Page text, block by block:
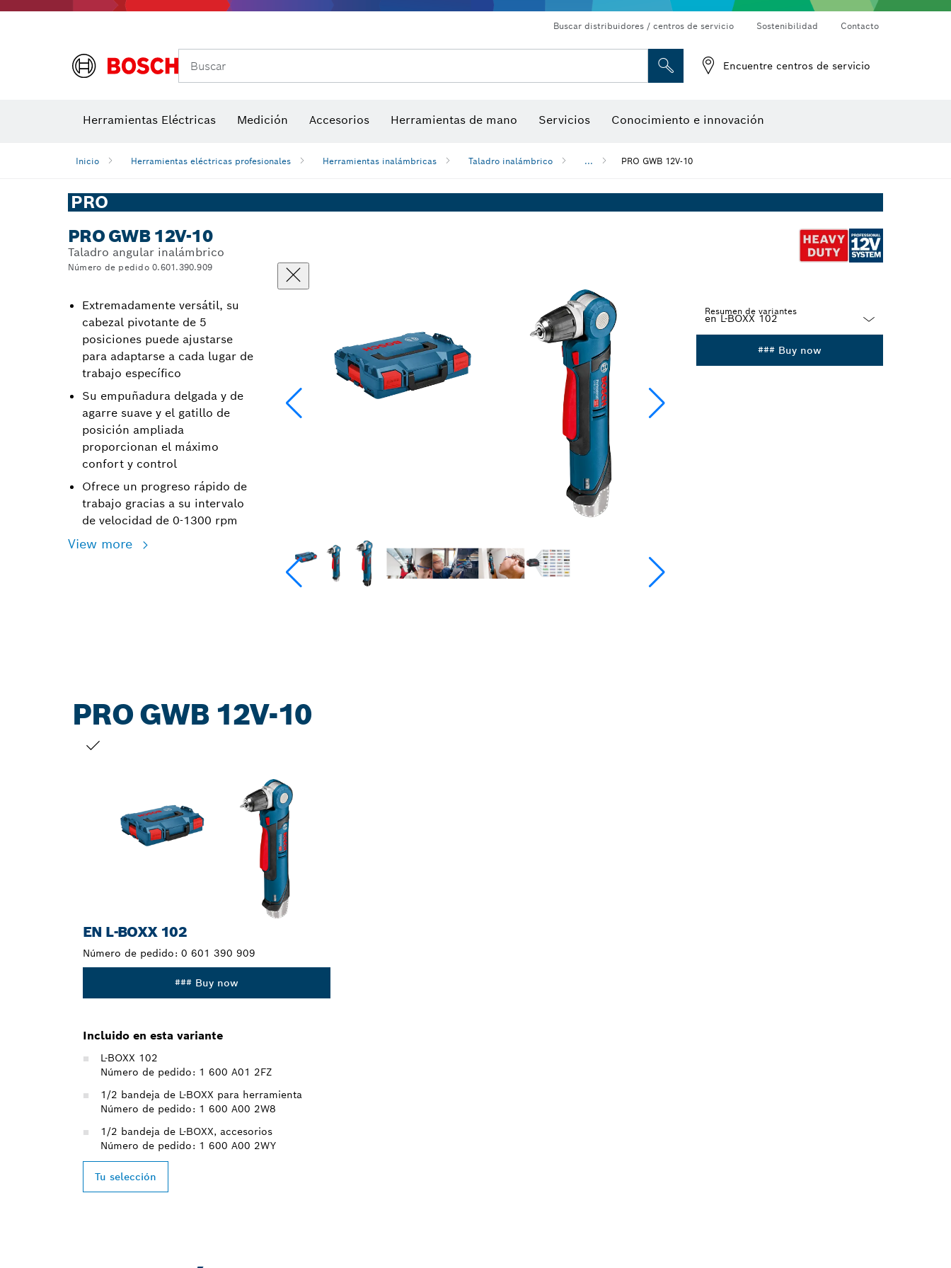
Buscar distribuidores / centros de servicio Sostenibilidad Contacto
Buscar Encuentre centros de servicio
Herramientas Eléctricas Medición Accesorios Herramientas de mano Servicios Conocimiento e innovación
Inicio Herramientas eléctricas profesionales Herramientas inalámbricas Taladro inalámbrico ... PRO GWB 12V-10
PRO
PRO GWB 12V-10
Taladro angular inalámbrico
Número de pedido 0.601.390.909
Extremadamente versátil, su
cabezal pivotante de 5
posiciones puede ajustarse
para adaptarse a cada lugar de
trabajo específico
Su empuñadura delgada y de
agarre suave y el gatillo de
posición ampliada
proporcionan el máximo
confort y control
Ofrece un progreso rápido de
trabajo gracias a su intervalo
de velocidad de 0-1300 rpm
View more
Resumen de variantes
### Buy now
PRO GWB 12V-10
EN L-BOXX 102
Número de pedido: 0 601 390 909
### Buy now
Incluido en esta variante
L-BOXX 102
Número de pedido: 1 600 A01 2FZ
1/2 bandeja de L-BOXX para herramienta
Número de pedido: 1 600 A00 2W8
1/2 bandeja de L-BOXX, accesorios
Número de pedido: 1 600 A00 2WY
Tu selección